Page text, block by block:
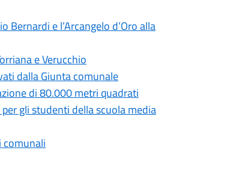
Bernardi e l’Arcangelo d’Oro alla
e Verucchio
dalla Giunta comunale
di 80.000 metri quadrati
gli studenti della scuola media
comunali